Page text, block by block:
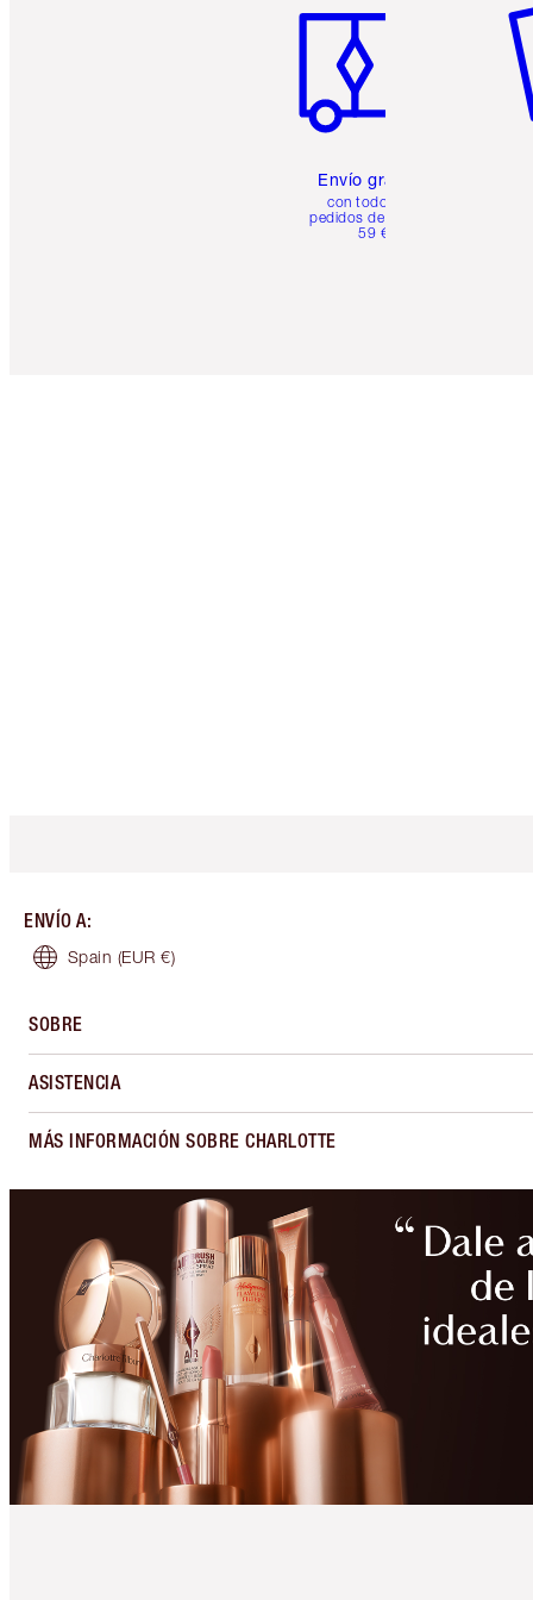
Envío gratuito
con todos los
pedidos de más de
59 €
ENVÍO A:
Spain (EUR €)
SOBRE
ASISTENCIA
MÁS INFORMACIÓN SOBRE CHARLOTTE